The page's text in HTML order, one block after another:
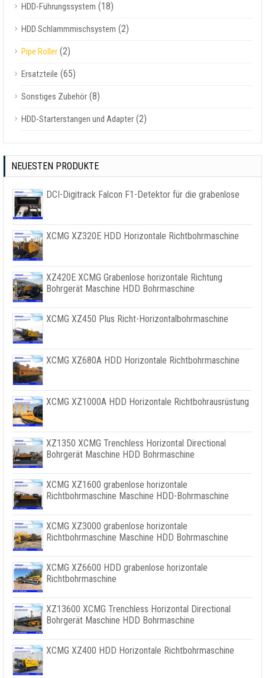
HDD-Führungssystem (18)
HDD Schlammmischsystem (2)
Pipe Roller (2)
Ersatzteile (65)
Sonstiges Zubehör (8)
HDD-Starterstangen und Adapter (2)
NEUESTEN PRODUKTE
DCI-Digitrack Falcon F1-Detektor für die grabenlose
XCMG XZ320E HDD Horizontale Richtbohrmaschine
XZ420E XCMG Grabenlose horizontale Richtung
Bohrgerät Maschine HDD Bohrmaschine
XCMG XZ450 Plus Richt-Horizontalbohrmaschine
XCMG XZ680A HDD Horizontale Richtbohrmaschine
XCMG XZ1000A HDD Horizontale Richtbohrausrüstung
XZ1350 XCMG Trenchless Horizontal Directional
Bohrgerät Maschine HDD Bohrmaschine
XCMG XZ1600 grabenlose horizontale
Richtbohrmaschine Maschine HDD-Bohrmaschine
XCMG XZ3000 grabenlose horizontale
Richtbohrmaschine Maschine HDD Bohrmaschine
XCMG XZ6600 HDD grabenlose horizontale
Richtbohrmaschine
XZ13600 XCMG Trenchless Horizontal Directional
Bohrgerät Maschine HDD Bohrmaschine
XCMG XZ400 HDD Horizontale Richtbohrmaschine